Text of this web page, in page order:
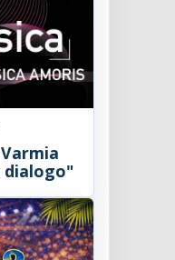
dialogo"